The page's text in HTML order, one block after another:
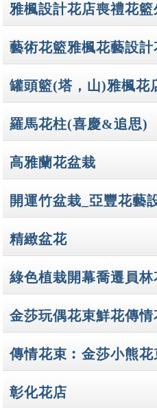
雅楓設計花店喪禮花籃
藝術花籃雅楓花藝設計
罐頭籃(塔，山)雅楓花
羅馬花柱(喜慶&追思)
高雅蘭花盆栽
開運竹盆栽_亞豐花藝
精緻盆花
綠色植栽開幕喬遷員林
金莎玩偶花束鮮花傳情
傳情花束︰金莎小熊花
彰化花店